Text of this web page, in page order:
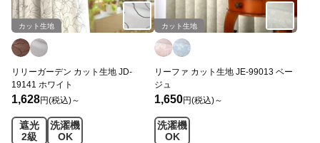
カット生地
リリーガーデン カット生地 JD-
19141 ホワイト
1,628円(税込)～
遮光
2級
洗濯機
OK
カット生地
リーファ カット生地 JE-99013 ベー
ジュ
1,650円(税込)～
洗濯機
OK